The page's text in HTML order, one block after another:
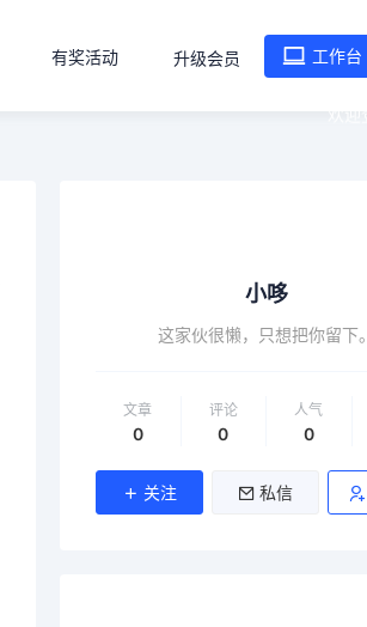
有奖活动 升级会员 工作台
小哆
这家伙很懒，只想把你留下。
文章
0
评论
0
人气
0
关注 私信